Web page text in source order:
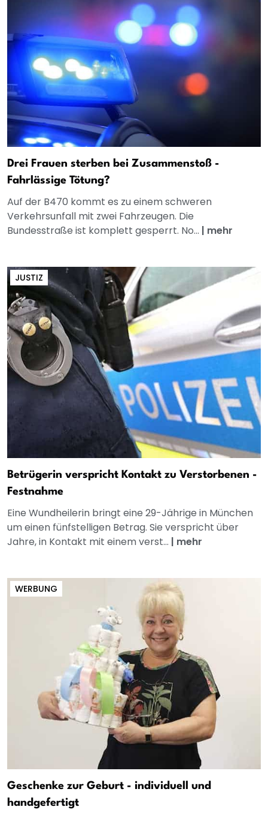
Drei Frauen sterben bei Zusammenstoß -
Fahrlässige Tötung?
Auf der B470 kommt es zu einem schweren
Verkehrsunfall mit zwei Fahrzeugen. Die
Bundesstraße ist komplett gesperrt. No... | mehr
JUSTIZ
Betrügerin verspricht Kontakt zu Verstorbenen -
Festnahme
Eine Wundheilerin bringt eine 29-Jährige in München
um einen fünfstelligen Betrag. Sie verspricht über
Jahre, in Kontakt mit einem verst... | mehr
WERBUNG
Geschenke zur Geburt - individuell und
handgefertigt